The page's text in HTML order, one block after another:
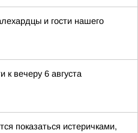
и гости нашего
к вечеру 6 августа
показаться истеричками,